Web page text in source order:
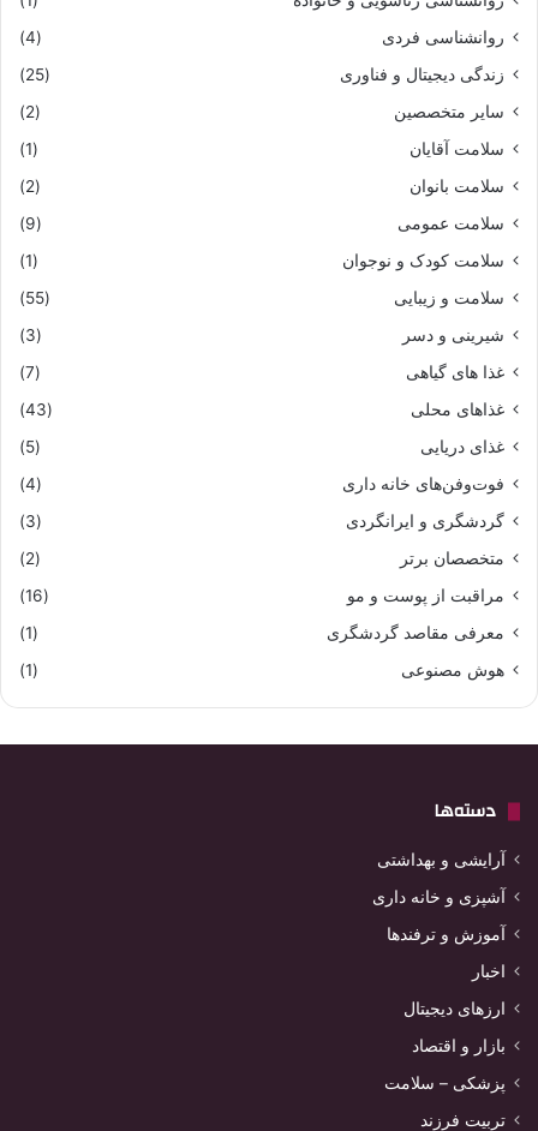
روانشناسی فردی
(4)
زندگی دیجیتال و فناوری
(25)
سایر متخصصین
(2)
سلامت آقایان
(1)
سلامت بانوان
(2)
سلامت عمومی
(9)
سلامت کودک و نوجوان
(1)
سلامت و زیبایی
(55)
شیرینی و دسر
(3)
غذا های گیاهی
(7)
غذاهای محلی
(43)
غذای دریایی
(5)
فوت‌وفن‌های خانه داری
(4)
گردشگری و ایرانگردی
(3)
متخصصان برتر
(2)
مراقبت از پوست و مو
(16)
معرفی مقاصد گردشگری
(1)
هوش مصنوعی
(1)
دسته‌ها
آرایشی و بهداشتی
آشپزی و خانه داری
آموزش و ترفندها
اخبار
ارزهای دیجیتال
بازار و اقتصاد
پزشکی – سلامت
تربیت فرزند